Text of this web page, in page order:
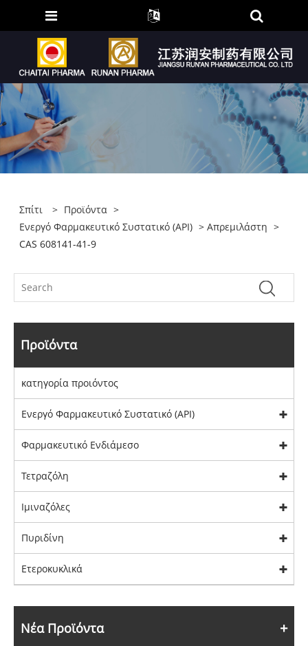
Σπίτι > Προϊόντα >
Ενεργό Φαρμακευτικό Συστατικό (API) >Απρεμιλάστη >
CAS 608141-41-9
Προϊόντα
κατηγορία προιόντος
Ενεργό Φαρμακευτικό Συστατικό (API)
Φαρμακευτικό Ενδιάμεσο
Τετραζόλη
Ιμιναζόλες
Πυριδίνη
Ετεροκυκλικά
Νέα Προϊόντα